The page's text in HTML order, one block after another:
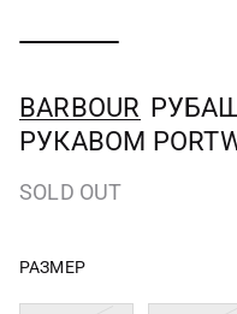
BARBOUR
РУКАВОМ
SOLD OUT
РАЗМЕР